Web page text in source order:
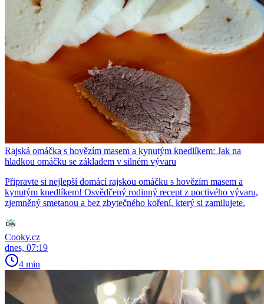
Rajská omáčka s hovězím masem a kynutým knedlíkem: Jak na
hladkou omáčku se základem v silném vývaru
Připravte si nejlepší domácí rajskou omáčku s hovězím masem a
kynutým knedlíkem! Osvědčený rodinný recept z poctivého vývaru,
zjemněný smetanou a bez zbytečného koření, který si zamilujete.
Cooky.cz
dnes, 07:19
4 min